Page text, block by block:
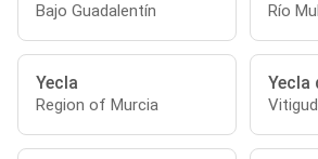
Bajo Guadalentín Río
Yecla
Region of Murcia
Yecla